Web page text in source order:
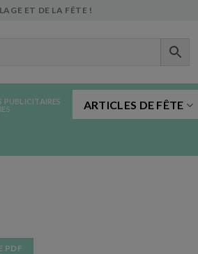
ET DE LA FÊTE !
PUBLICITAIRES
ARTICLES DE FÊTE
PDF